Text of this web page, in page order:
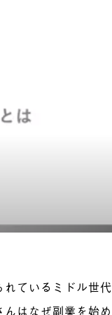
ているミドル世代
はなぜ副業を始め